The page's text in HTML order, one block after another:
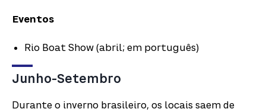
Eventos
Rio Boat Show (abril; em português)
Junho-Setembro
Durante o inverno brasileiro, os locais saem de